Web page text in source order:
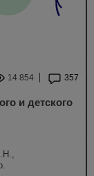
14 854 357
и детского